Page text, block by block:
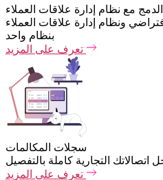
مع نظام إدارة علاقات العملاء
ونظام إدارة علاقات العملاء
بنظام واحد
سجلات المكالمات
التجارية كاملة بالتفصيل